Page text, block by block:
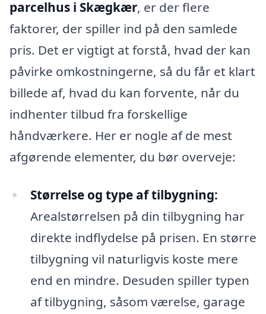
parcelhus i Skægkær, er der flere
faktorer, der spiller ind på den samlede
pris. Det er vigtigt at forstå, hvad der kan
påvirke omkostningerne, så du får et klart
billede af, hvad du kan forvente, når du
indhenter tilbud fra forskellige
håndværkere. Her er nogle af de mest
afgørende elementer, du bør overveje:
Størrelse og type af tilbygning:
Arealstørrelsen på din tilbygning har
direkte indflydelse på prisen. En større
tilbygning vil naturligvis koste mere
end en mindre. Desuden spiller typen
af tilbygning, såsom værelse, garage